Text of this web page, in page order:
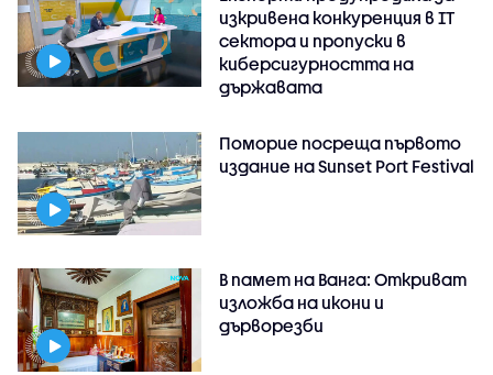
изкривена конкуренция в IT
сектора и пропуски в
киберсигурността на
държавата
Поморие посреща първото
издание на Sunset Port Festival
В памет на Ванга: Откриват
изложба на икони и
дърворезби